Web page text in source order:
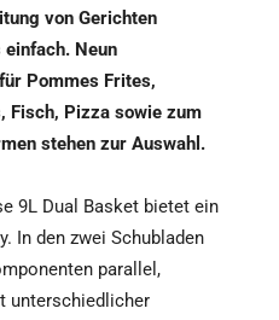
von Gerichten
Neun
Pommes Frites,
Fisch, Pizza sowie zum
stehen zur Auswahl.
9L Dual Basket bietet ein
In den zwei Schubladen
parallel,
unterschiedlicher